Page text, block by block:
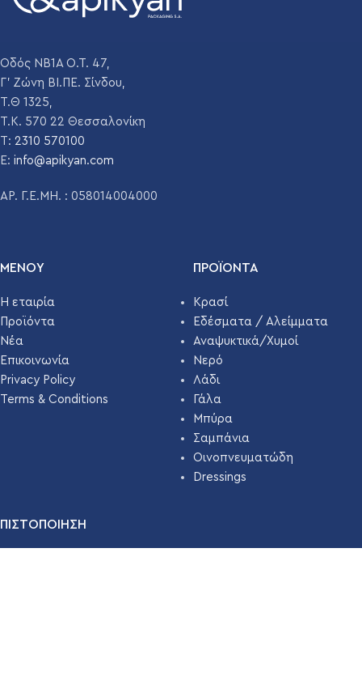
Οδός ΝΒ1Α Ο.Τ. 47,
Γ' Ζώνη ΒΙ.ΠΕ. Σίνδου,
Τ.Θ 1325,
Τ.Κ. 570 22 Θεσσαλονίκη
T: 2310 570100
E: info@apikyan.com
ΑΡ. Γ.Ε.ΜΗ. : 058014004000
ΜΕΝΟΥ
Η εταιρία
Προϊόντα
Νέα
Επικοινωνία
Privacy Policy
Terms & Conditions
ΠΡΟΪΌΝΤΑ
Κρασί
Εδέσματα / Αλείμματα
Αναψυκτικά/Χυμοί
Νερό
Λάδι
Γάλα
Μπύρα
Σαμπάνια
Οινοπνευματώδη
Dressings
ΠΙΣΤΟΠΟΙΗΣΗ